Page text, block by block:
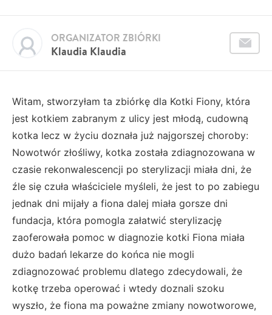
Klaudia Klaudia
ORGANIZATOR ZBIÓRKI
Witam, stworzyłam ta zbiórkę dla Kotki Fiony, która
jest kotkiem zabranym z ulicy jest młodą, cudowną
kotka lecz w życiu doznała już najgorszej choroby:
Nowotwór złośliwy, kotka została zdiagnozowana w
czasie rekonwalescencji po sterylizacji miała dni, że
źle się czuła właściciele myśleli, że jest to po zabiegu
jednak dni mijały a fiona dalej miała gorsze dni
fundacja, która pomogla załatwić sterylizację
zaoferowała pomoc w diagnozie kotki Fiona miała
dużo badań lekarze do końca nie mogli
zdiagnozować problemu dlatego zdecydowali, że
kotkę trzeba operować i wtedy doznali szoku
wyszło, że fiona ma poważne zmiany nowotworowe,